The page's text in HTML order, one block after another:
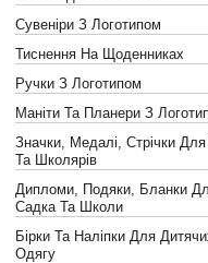
Сувеніри З Логотипом
Тиснення На Щоденниках
Ручки З Логотипом
Маніти Та Планери З
Значки, Медалі, Стрічки Для
Та Школярів
Дипломи, Подяки, Бланки
Садка Та Школи
Бірки Та Наліпки Для
Одягу